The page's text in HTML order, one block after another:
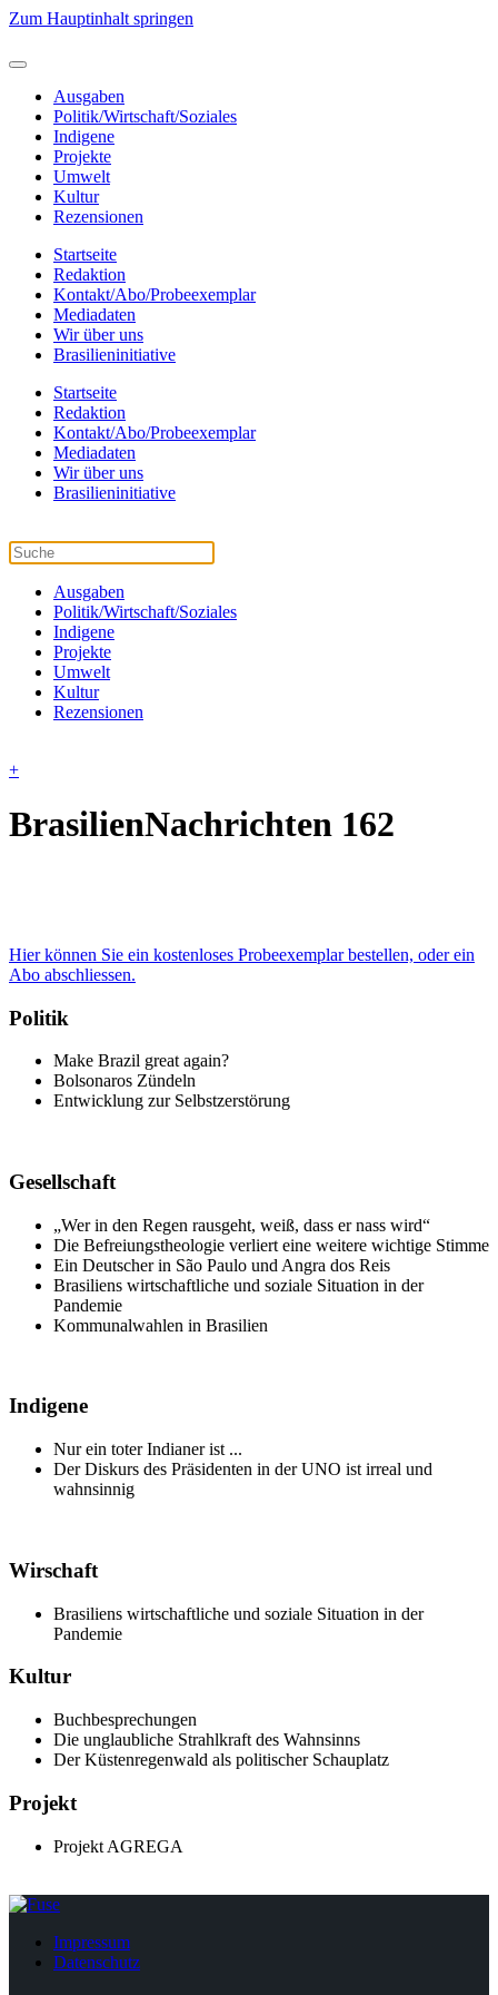
Zum Hauptinhalt springen
Ausgaben
Politik/Wirtschaft/Soziales
Indigene
Projekte
Umwelt
Kultur
Rezensionen
Startseite
Redaktion
Kontakt/Abo/Probeexemplar
Mediadaten
Wir über uns
Brasilieninitiative
Startseite
Redaktion
Kontakt/Abo/Probeexemplar
Mediadaten
Wir über uns
Brasilieninitiative
Ausgaben
Politik/Wirtschaft/Soziales
Indigene
Projekte
Umwelt
Kultur
Rezensionen
+
BrasilienNachrichten 162
Hier können Sie ein kostenloses Probeexemplar bestellen, oder ein
Abo abschliessen.
Politik
Make Brazil great again?
Bolsonaros Zündeln
Entwicklung zur Selbstzerstörung
Gesellschaft
„Wer in den Regen rausgeht, weiß, dass er nass wird“
Die Befreiungstheologie verliert eine weitere wichtige Stimme
Ein Deutscher in São Paulo und Angra dos Reis
Brasiliens wirtschaftliche und soziale Situation in der
Pandemie
Kommunalwahlen in Brasilien
Indigene
Nur ein toter Indianer ist ...
Der Diskurs des Präsidenten in der UNO ist irreal und
wahnsinnig
Wirschaft
Brasiliens wirtschaftliche und soziale Situation in der
Pandemie
Kultur
Buchbesprechungen
Die unglaubliche Strahlkraft des Wahnsinns
Der Küstenregenwald als politischer Schauplatz
Projekt
Projekt AGREGA
Impressum
Datenschutz